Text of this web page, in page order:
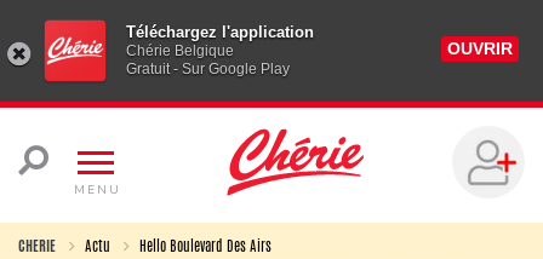
Téléchargez l'application
Chérie Belgique
Gratuit - Sur Google Play
OUVRIR
MENU
CHERIE Actu Hello Boulevard Des Airs